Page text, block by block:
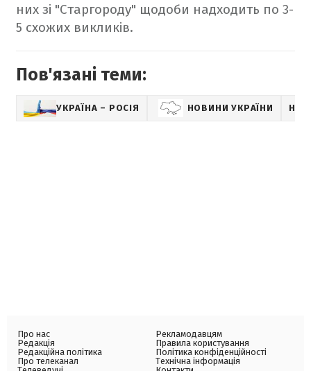
них зі "Старгороду" щодоби надходить по 3-
5 схожих викликів.
Пов'язані теми:
УКРАЇНА – РОСІЯ НОВИНИ УКРАЇНИ
Про нас
Редакція
Редакційна політика
Про телеканал
Рекламодавцям
Правила користування
Політика конфіденційності
Технічна інформація